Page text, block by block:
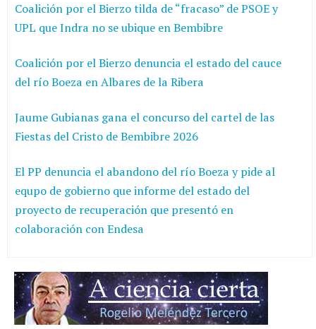
Coalición por el Bierzo tilda de “fracaso” de PSOE y
UPL que Indra no se ubique en Bembibre
Coalición por el Bierzo denuncia el estado del cauce
del río Boeza en Albares de la Ribera
Jaume Gubianas gana el concurso del cartel de las
Fiestas del Cristo de Bembibre 2026
El PP denuncia el abandono del río Boeza y pide al
equpo de gobierno que informe del estado del
proyecto de recuperación que presentó en
colaboración con Endesa